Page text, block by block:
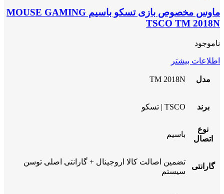
ماوس مخصوص بازی تسکو باسیم MOUSE GAMING
TSCO TM 2018N
ناموجود
اطلاعات بیشتر
مدل TM 2018N
برند TSCO | تسکو
نوع
اتصال
باسیم
گارانتی
تضمین اصالت کالا اروجینال + گارانتی اصلی توسن
سیستم